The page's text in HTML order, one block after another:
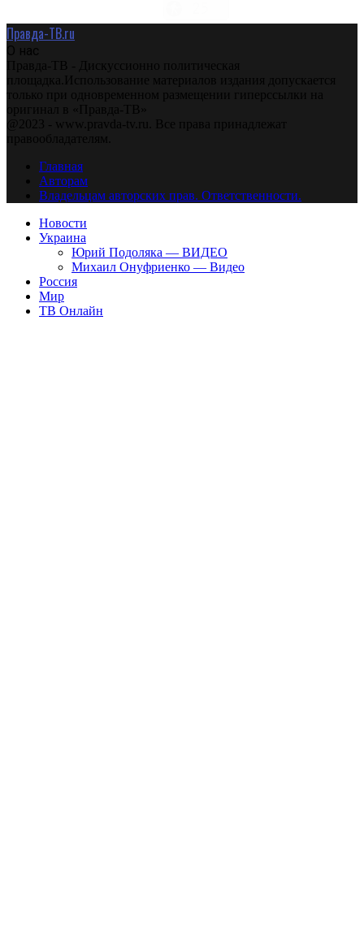
Правда-ТВ.ru
О нас
Правда-ТВ - Дискуссионно политическая
площадка.Использование материалов издания допускается
только при одновременном размещении гиперссылки на
оригинал в «Правда-ТВ»
@2023 - www.pravda-tv.ru. Все права принадлежат
правообладателям.
Главная
Авторам
Владельцам авторских прав. Ответственности.
Новости
Украина
Юрий Подоляка — ВИДЕО
Михаил Онуфриенко — Видео
Россия
Мир
ТВ Онлайн